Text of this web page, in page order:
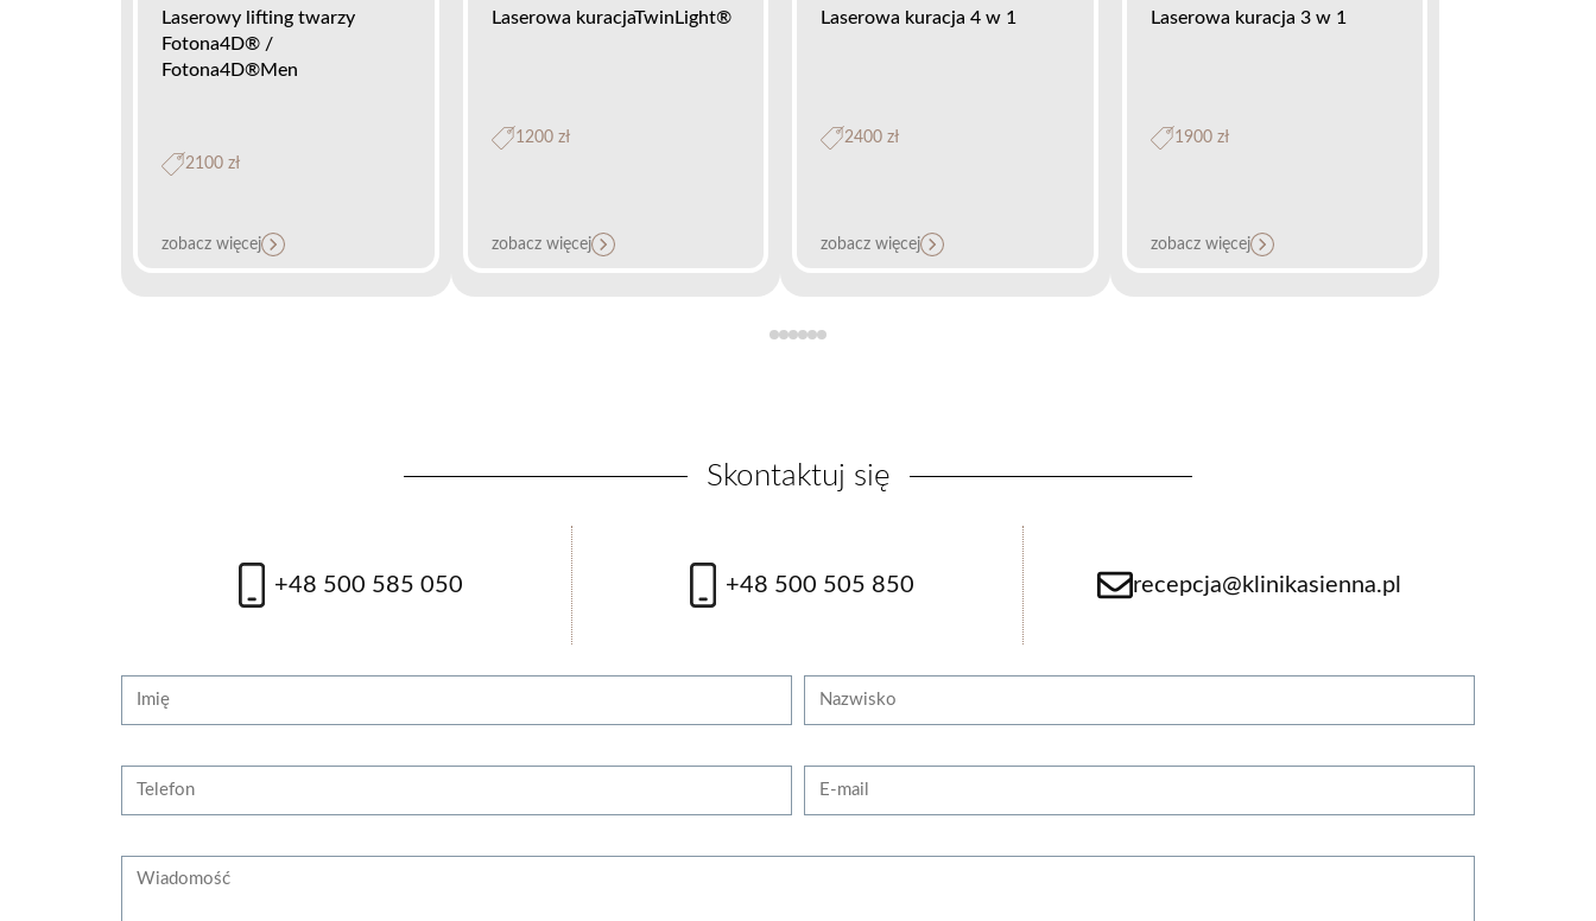
Laserowy lifting twarzy
Fotona4D® /
Fotona4D®Men
2100 zł
zobacz więcej
Laserowa kuracjaTwinLight®
1200 zł
zobacz więcej
Laserowa kuracja 4 w 1
2400 zł
zobacz więcej
Laserowa kuracja 3 w 1
1900 zł
zobacz więcej
od 300 zł
zobacz więcej
Skontaktuj się
+48 500 585 050 +48 500 505 850 recepcja@klinikasienna.pl